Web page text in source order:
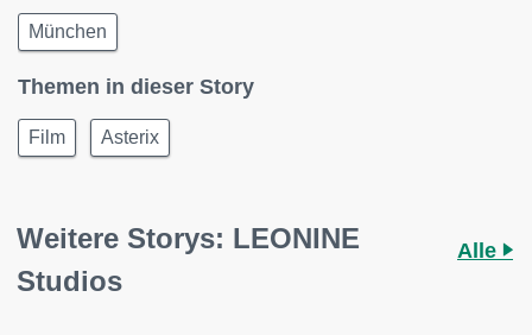
München
Themen in dieser Story
Film Asterix
Weitere Storys: LEONINE
Studios
Alle